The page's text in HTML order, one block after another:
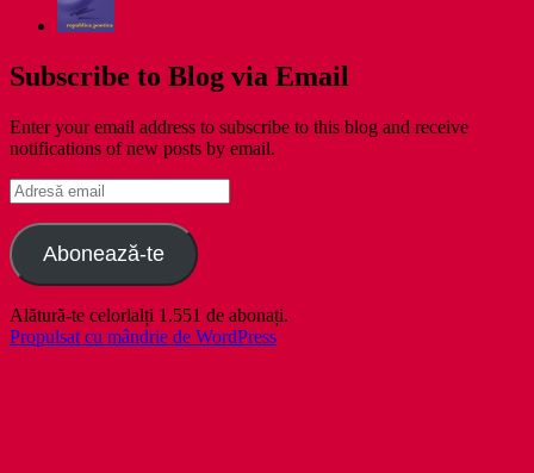
Subscribe to Blog via Email
Enter your email address to subscribe to this blog and receive
notifications of new posts by email.
Adresă
email
Abonează-te
Alătură-te celorlalți 1.551 de abonați.
Propulsat cu mândrie de WordPress